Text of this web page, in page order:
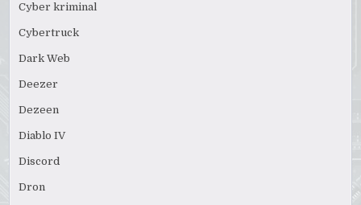
Cyber kriminal
Cybertruck
Dark Web
Deezer
Dezeen
Diablo IV
Discord
Dron